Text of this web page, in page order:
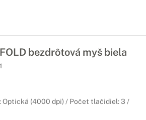
bezdrôtová myš biela
Optická (4000 dpi) / Počet tlačidiel: 3 /